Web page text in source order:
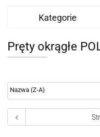
Kategorie
Pręty okrągłe